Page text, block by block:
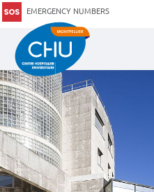
EMERGENCY NUMBERS